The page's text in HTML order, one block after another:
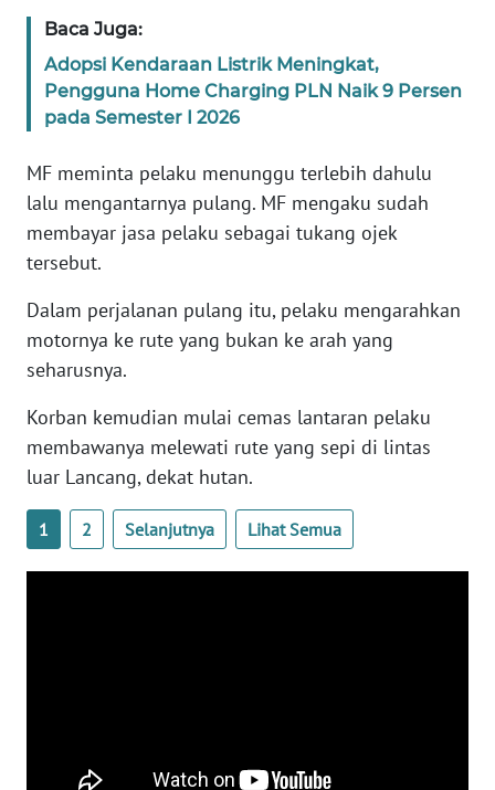
Baca Juga:
Adopsi Kendaraan Listrik Meningkat,
Pengguna Home Charging PLN Naik 9 Persen
pada Semester I 2026
MF meminta pelaku menunggu terlebih dahulu
lalu mengantarnya pulang. MF mengaku sudah
membayar jasa pelaku sebagai tukang ojek
tersebut.
Dalam perjalanan pulang itu, pelaku mengarahkan
motornya ke rute yang bukan ke arah yang
seharusnya.
Korban kemudian mulai cemas lantaran pelaku
membawanya melewati rute yang sepi di lintas
luar Lancang, dekat hutan.
1 2 Selanjutnya Lihat Semua
NTT
WN
KEPRI
WN
PAPUA
WN
BARAT
RIAU
WN
SERAMBI
JAMBI